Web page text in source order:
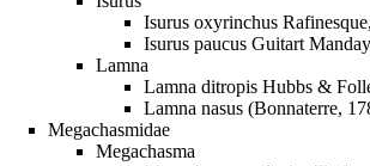
Isurus oxyrinchus
Isurus paucus Guitart
Lamna
Lamna ditropis Hubbs &
Lamna nasus (Bonnaterre,
Megachasmidae
Megachasma